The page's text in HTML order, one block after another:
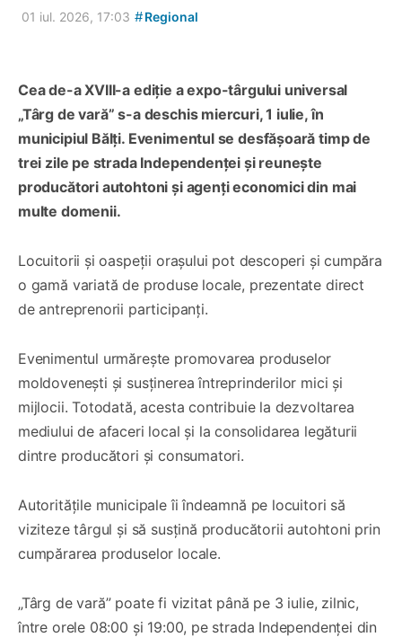
01 iul. 2026, 17:03 #Regional
Cea de-a XVIII-a ediție a expo-târgului universal
„Târg de vară” s-a deschis miercuri, 1 iulie, în
municipiul Bălți. Evenimentul se desfășoară timp de
trei zile pe strada Independenței și reunește
producători autohtoni și agenți economici din mai
multe domenii.
Locuitorii și oaspeții orașului pot descoperi și cumpăra
o gamă variată de produse locale, prezentate direct
de antreprenorii participanți.
Evenimentul urmărește promovarea produselor
moldovenești și susținerea întreprinderilor mici și
mijlocii. Totodată, acesta contribuie la dezvoltarea
mediului de afaceri local și la consolidarea legăturii
dintre producători și consumatori.
Autoritățile municipale îi îndeamnă pe locuitori să
viziteze târgul și să susțină producătorii autohtoni prin
cumpărarea produselor locale.
„Târg de vară” poate fi vizitat până pe 3 iulie, zilnic,
între orele 08:00 și 19:00, pe strada Independenței din